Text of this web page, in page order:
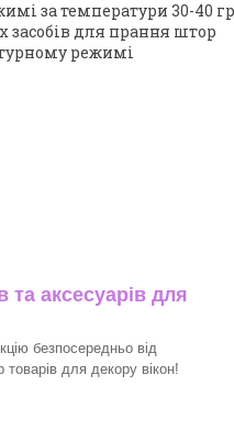
за температури 30-40
засобів для прання штор
режимі
та аксесуарів для
безпосередньо від
для декору вікон!​